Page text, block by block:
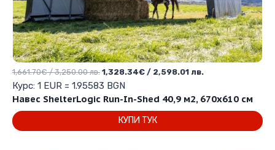
Навес ShelterLogic Run-In-Shed 40,9 м2, 670х610 см
1,661.70€/ 3,250.00 лв. Original
price
was:
3,250.00 лв..
1,328.34€ / 2,598.01 лв.
е:
2,598.01 лв..
Курс: 1 EUR = 1.95583 BGN
КУПИ ТУК